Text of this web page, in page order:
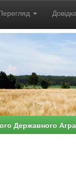
Державного